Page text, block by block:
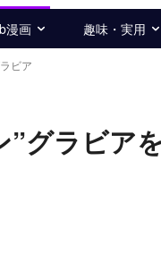
漫画 趣味・実用
ビア
グラビア